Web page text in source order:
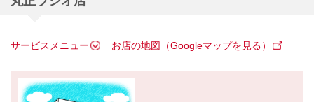
サービスメニュー お店の地図（Googleマップを見る）